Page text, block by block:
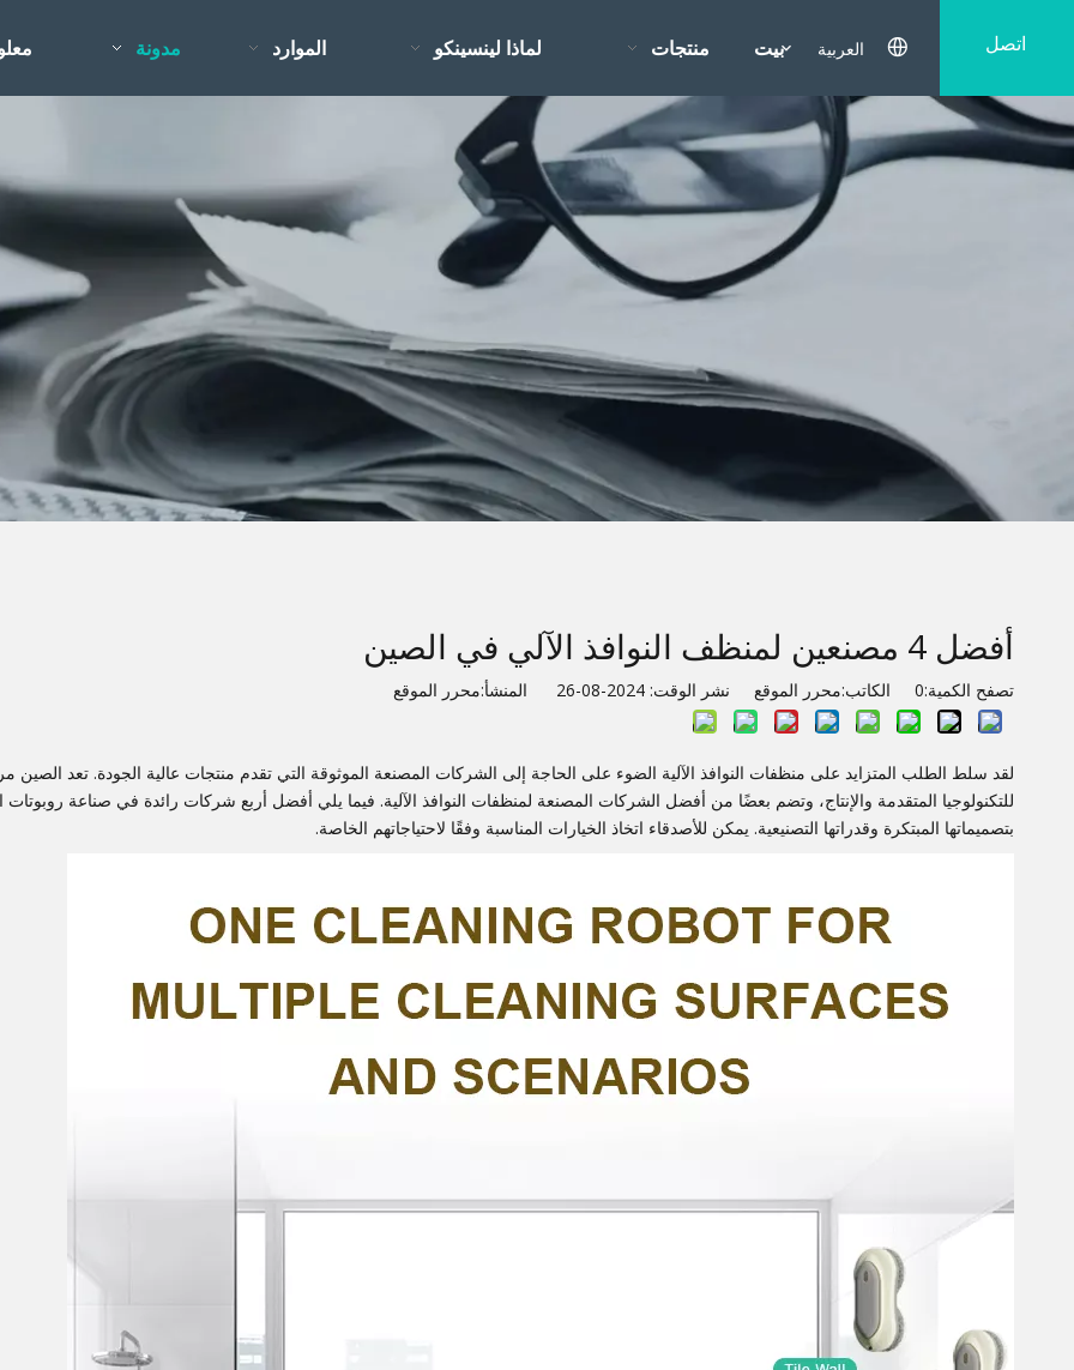
بيت منتجات لماذا لينسينكو الموارد مدونة العربية
اتصل
بنا
أفضل 4 مصنعين لمنظف النوافذ الآلي في الصين
تصفح الكمية:0 الكاتب:محرر الموقع نشر الوقت: 2024-08-26 المنشأ: محرر الموقع
لقد سلط الطلب المتزايد على منظفات النوافذ الآلية الضوء على الحاجة إلى الشركات المصنعة الموثوقة التي تقدم منتجات عالية الجودة. تعد الصين
للتكنولوجيا المتقدمة والإنتاج، وتضم بعضًا من أفضل الشركات المصنعة لمنظفات النوافذ الآلية. فيما يلي أفضل أربع شركات رائدة في صناعة روبوتات
بتصميماتها المبتكرة وقدراتها التصنيعية. يمكن للأصدقاء اتخاذ الخيارات المناسبة وفقًا لاحتياجاتهم الخاصة.